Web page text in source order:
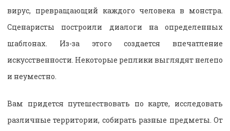
вирус, превращающий каждого человека в монстра.
Сценаристы построили диалоги на определенных
шаблонах. Из-за этого создается впечатление
искусственности. Некоторые реплики выглядят нелепо
и неуместно.
Вам придется путешествовать по карте, исследовать
различные территории, собирать разные предметы. От